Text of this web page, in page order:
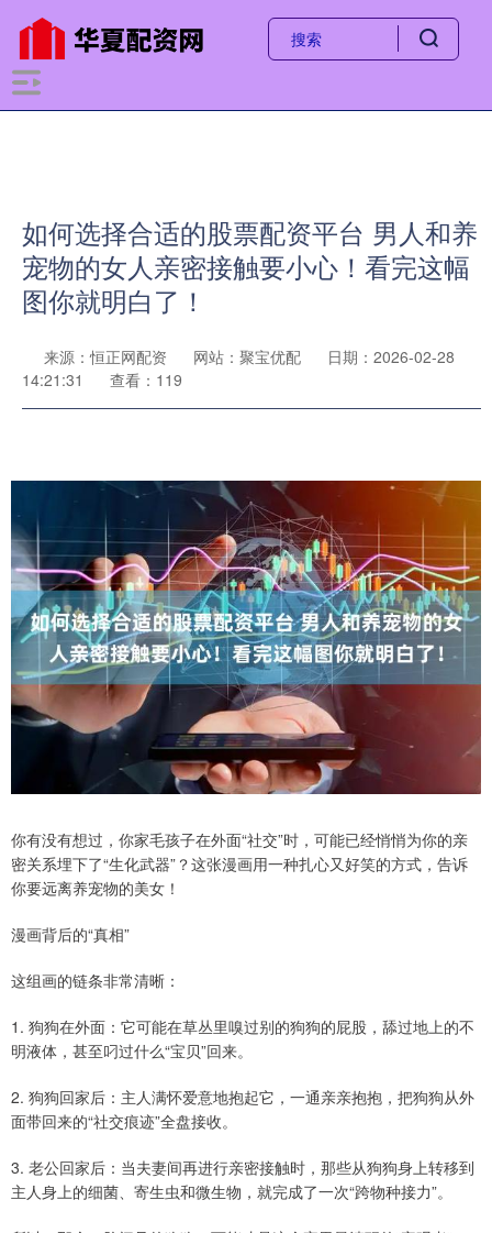
如何选择合适的股票配资平台 男人和养
宠物的女人亲密接触要小心！看完这幅
图你就明白了！
来源：恒正网配资 网站：聚宝优配
日期：2026-02-28
14:21:31
查看：119
你有没有想过，你家毛孩子在外面“社交”时，可能已经悄悄为你的亲
密关系埋下了“生化武器”？这张漫画用一种扎心又好笑的方式，告诉
你要远离养宠物的美女！
漫画背后的“真相”
这组画的链条非常清晰：
1. 狗狗在外面：它可能在草丛里嗅过别的狗狗的屁股，舔过地上的不
明液体，甚至叼过什么“宝贝”回来。
2. 狗狗回家后：主人满怀爱意地抱起它，一通亲亲抱抱，把狗狗从外
面带回来的“社交痕迹”全盘接收。
3. 老公回家后：当夫妻间再进行亲密接触时，那些从狗狗身上转移到
主人身上的细菌、寄生虫和微生物，就完成了一次“跨物种接力”。